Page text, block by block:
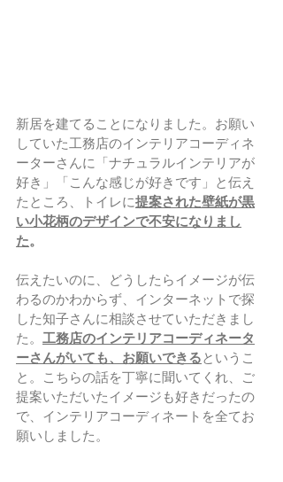
新居を建てることになりました。お願い
していた工務店のインテリアコーディネ
ーターさんに「ナチュラルインテリアが
好き」「こんな感じが好きです」と伝え
たところ、トイレに提案された壁紙が黒
い小花柄のデザインで不安になりまし
た。
伝えたいのに、どうしたらイメージが伝
わるのかわからず、インターネットで探
した知子さんに相談させていただきまし
た。 工務店のインテリアコーディネータ
ーさんがいても、お願いできるというこ
と。こちらの話を丁寧に聞いてくれ、ご
提案いただいたイメージも好きだったの
で、インテリアコーディネートを全てお
願いしました。